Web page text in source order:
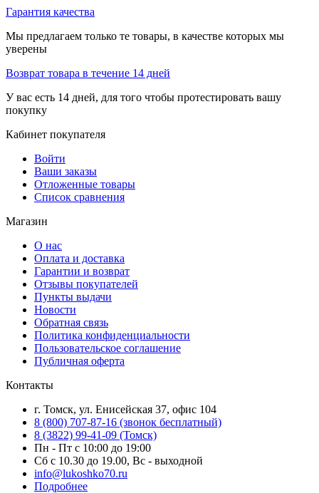
Гарантия качества
Мы предлагаем только те товары, в качестве которых мы
уверены
Возврат товара в течение 14 дней
У вас есть 14 дней, для того чтобы протестировать вашу
покупку
Кабинет покупателя
Войти
Ваши заказы
Отложенные товары
Список сравнения
Магазин
О нас
Оплата и доставка
Гарантии и возврат
Отзывы покупателей
Пункты выдачи
Новости
Обратная связь
Политика конфиденциальности
Пользовательское соглашение
Публичная оферта
Контакты
г. Томск, ул. Енисейская 37, офис 104
8 (800) 707-87-16 (звонок бесплатный)
8 (3822) 99-41-09 (Томск)
Пн - Пт с 10:00 до 19:00
Сб с 10.30 до 19.00, Вс - выходной
info@lukoshko70.ru
Подробнее